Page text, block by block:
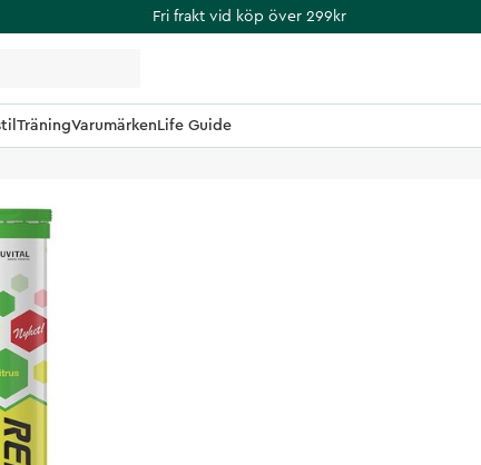
Fri frakt vid köp över 299kr
TräningVarumärkenLife Guide